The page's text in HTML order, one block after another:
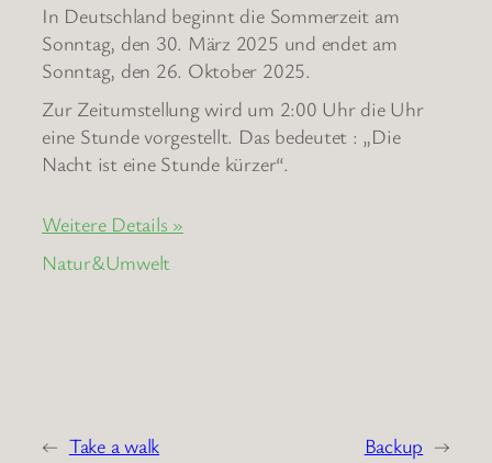
In Deutschland beginnt die Sommerzeit am
Sonntag, den 30. März 2025 und endet am
Sonntag, den 26. Oktober 2025.
Zur Zeitumstellung wird um 2:00 Uhr die Uhr
eine Stunde vorgestellt. Das bedeutet : „Die
Nacht ist eine Stunde kürzer“.
Weitere Details »
Natur&Umwelt
← Take a walk Backup →